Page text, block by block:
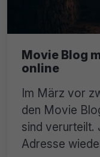
Movie Blog
online
Im März vor
den Movie
sind verurteilt.
Adresse